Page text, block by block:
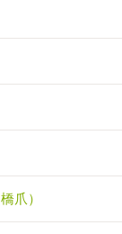
爪）